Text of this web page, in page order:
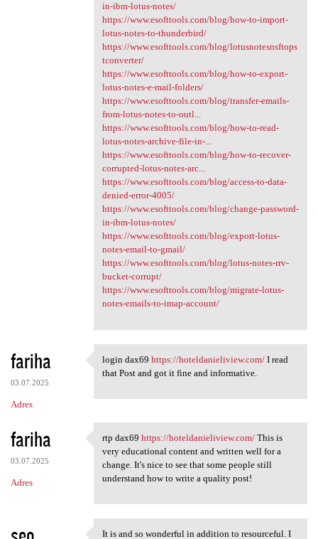
in-ibm-lotus-notes/
https://www.esofttools.com/blog/how-to-import-
lotus-notes-to-thunderbird/
https://www.esofttools.com/blog/lotusnotesnsftops
tconverter/
https://www.esofttools.com/blog/how-to-export-
lotus-notes-e-mail-folders/
https://www.esofttools.com/blog/transfer-emails-
from-lotus-notes-to-outl...
https://www.esofttools.com/blog/how-to-read-
lotus-notes-archive-file-in-...
https://www.esofttools.com/blog/how-to-recover-
corrupted-lotus-notes-arc...
https://www.esofttools.com/blog/access-to-data-
denied-error-4005/
https://www.esofttools.com/blog/change-password-
in-ibm-lotus-notes/
https://www.esofttools.com/blog/export-lotus-
notes-email-to-gmail/
https://www.esofttools.com/blog/lotus-notes-rrv-
bucket-corrupt/
https://www.esofttools.com/blog/migrate-lotus-
notes-emails-to-imap-account/
fariha
03.07.2025
Adres
login dax69 https:/
login dax69 https://hoteldanieliview.com/I read
that Post and got it fine and informative.
fariha
03.07.2025
Adres
rtp dax69 https:/
rtp dax69 https://hoteldanieliview.com/This is
very educational content and written well for a
change. It's nice to see that some people still
understand how to write a quality post!
It is and so wonderful in addition to resourceful. I